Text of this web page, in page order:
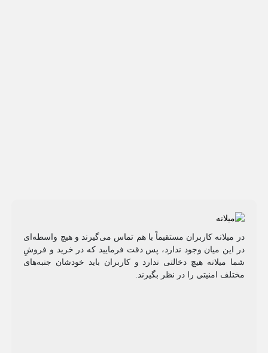
در میلانه کاربران مستقیماً با هم تماس می‌گیرند و هیچ واسطه‌ای
در این میان وجود ندارد، پس دقت فرمایید که در خرید و فروشِ
شما میلانه هیچ دخالتی ندارد و کاربران باید خودشان جنبه‌های
مختلف امنیتی را در نظر بگیرند.